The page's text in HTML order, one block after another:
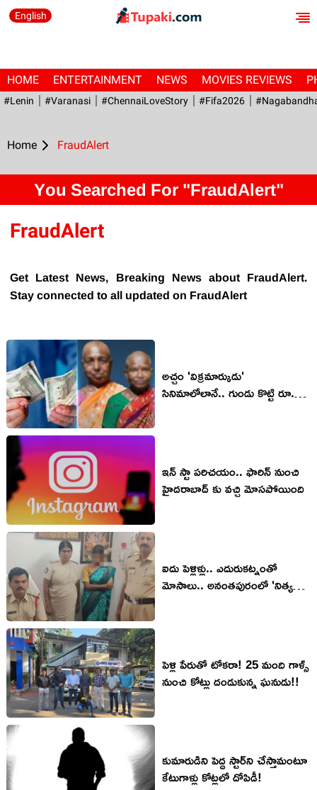
English
HOME ENTERTAINMENT NEWS MOVIES REVIEWS
#Lenin #Varanasi #ChennaiLoveStory #fifa2026
Home FraudAlert
You Searched For "FraudAlert"
FraudAlert
Get Latest News, Breaking News about FraudAlert.
Stay connected to all updated on FraudAlert
అచ్చం 'విక్రమార్కుడు'
సినిమాలోలానే.. గుండు కొట్టి రూ.
15 వేలు ఇస్తామంటే నమ్మేశారు..
ఇన్ స్టా పరిచయం.. ఫారిన్ నుంచి
హైదరాబాద్ కు వచ్చి మోసపోయింది
ఐదు పెళ్లిళ్లు.. ఎదురుకట్నంతో
మోసాలు.. అనంతపురంలో 'నిత్య
పెళ్లి పేరుతో టోక‌రా! 25 మంది గాళ్స్‌
నుంచి కోట్లు దండుకున్న ఘ‌నుడు!!
కుమారుడిని పెద్ద స్టార్‌ని చేస్తామంటూ
కేటుగాళ్లు కోట్ల‌లో దోపిడీ!